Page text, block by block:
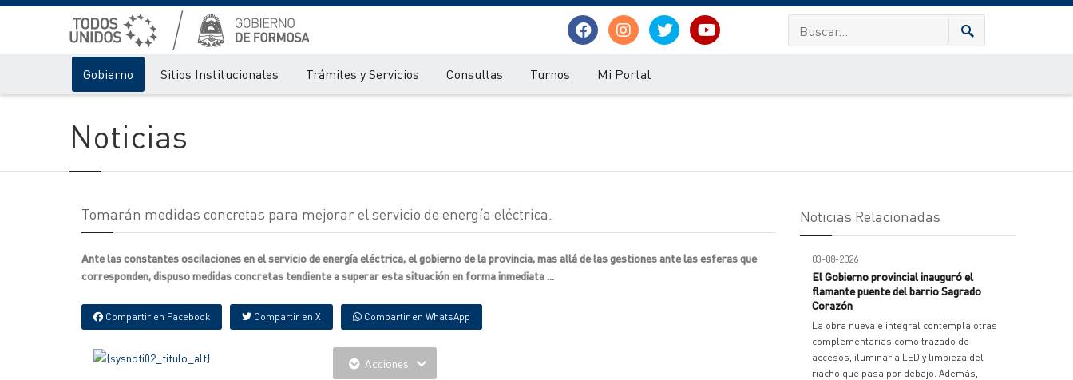
Gobierno Sitios Institucionales Trámites y Servicios Consultas Turnos Mi Portal
Noticias
Tomarán medidas concretas para mejorar el servicio de energía eléctrica.
Ante las constantes oscilaciones en el servicio de energía eléctrica, el gobierno de la provincia, mas allá de las gestiones ante las esferas que
corresponden, dispuso medidas concretas tendiente a superar esta situación en forma inmediata ...
Compartir en Facebook Compartir en X Compartir en WhatsApp
Acciones
Noticias Relacionadas
03-08-2026
El Gobierno provincial inauguró el
flamante puente del barrio Sagrado
Corazón
La obra nueva e integral contempla otras
complementarias como trazado de
accesos, iluminaria LED y limpieza del
riacho que pasa por debajo. Además,